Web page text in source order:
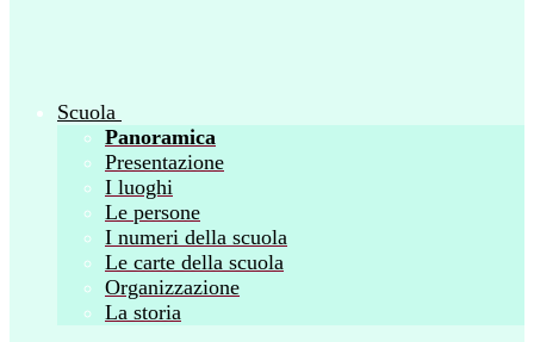
Scuola
Panoramica
Presentazione
I luoghi
Le persone
I numeri della scuola
Le carte della scuola
Organizzazione
La storia